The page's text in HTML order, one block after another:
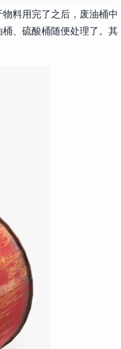
料用完了之后，废油桶中
、硫酸桶随便处理了。其